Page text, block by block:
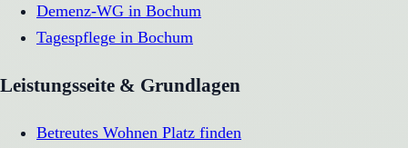
Demenz-WG in Bochum
Tagespflege in Bochum
Leistungsseite & Grundlagen
Betreutes Wohnen Platz finden